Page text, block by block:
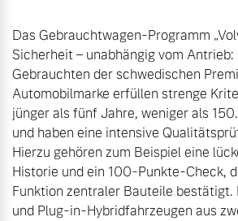
Jetzt
Mehr erfahren
Finanzierung & Leasing
Versicherung
Das Gebrauchtwagen-Programm
Sicherheit – unabhängig vom
Gebrauchten der schwedischen
Automobilmarke erfüllen strenge
jünger als fünf Jahre, weniger als
und haben eine intensive
Hierzu gehören zum Beispiel eine
Historie und ein 100-Punkte-Check,
Funktion zentraler Bauteile bestätigt.
und Plug-in-Hybridfahrzeugen aus